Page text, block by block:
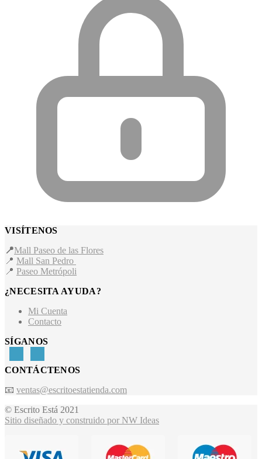
VISÍTENOS
📍Mall Paseo de las Flores
📍 Mall San Pedro
📍 Paseo Metrópoli
¿NECESITA AYUDA?
Mi Cuenta
Contacto
SÍGANOS
CONTÁCTENOS
📧 ventas@escritoestatienda.com
© Escrito Está 2021
Sitio diseñado y construido por NW Ideas